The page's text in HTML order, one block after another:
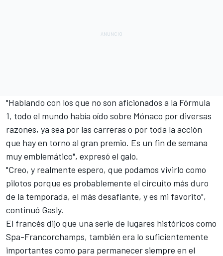
"Hablando con los que no son aficionados a la Fórmula
1, todo el mundo había oído sobre Mónaco por diversas
razones, ya sea por las carreras o por toda la acción
que hay en torno al gran premio. Es un fin de semana
muy emblemático", expresó el galo.
"Creo, y realmente espero, que podamos vivirlo como
pilotos porque es probablemente el circuito más duro
de la temporada, el más desafiante, y es mi favorito",
continuó Gasly.
El francés dijo que una serie de lugares históricos como
Spa-Francorchamps, también era lo suficientemente
importantes como para permanecer siempre en el